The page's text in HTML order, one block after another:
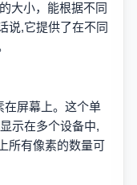
大小，能根据不同
说,它提供了在不同
屏幕上。这个单
示在多个设备中,
所有像素的数量可